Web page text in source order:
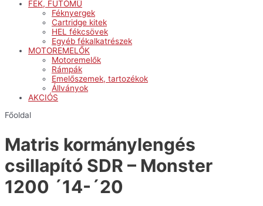
FÉK, FUTÓMŰ
Féknyergek
Cartridge kitek
HEL fékcsövek
Egyéb fékalkatrészek
MOTOREMELŐK
Motoremelők
Rámpák
Emelőszemek, tartozékok
Állványok
AKCIÓS
Főoldal
Matris kormánylengés
csillapító SDR – Monster
1200 ´14-´20